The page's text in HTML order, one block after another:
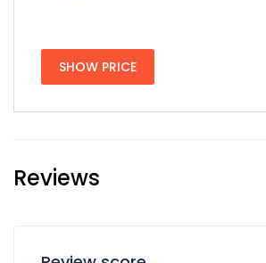
SHOW PRICE
Reviews